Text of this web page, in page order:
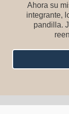
Ahora su
integrante,
pandilla.